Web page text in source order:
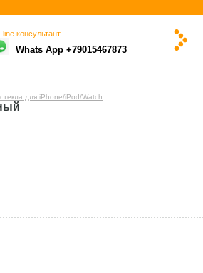
line консультант
Whats App +79015467873
для iPhone/iPod/Watch